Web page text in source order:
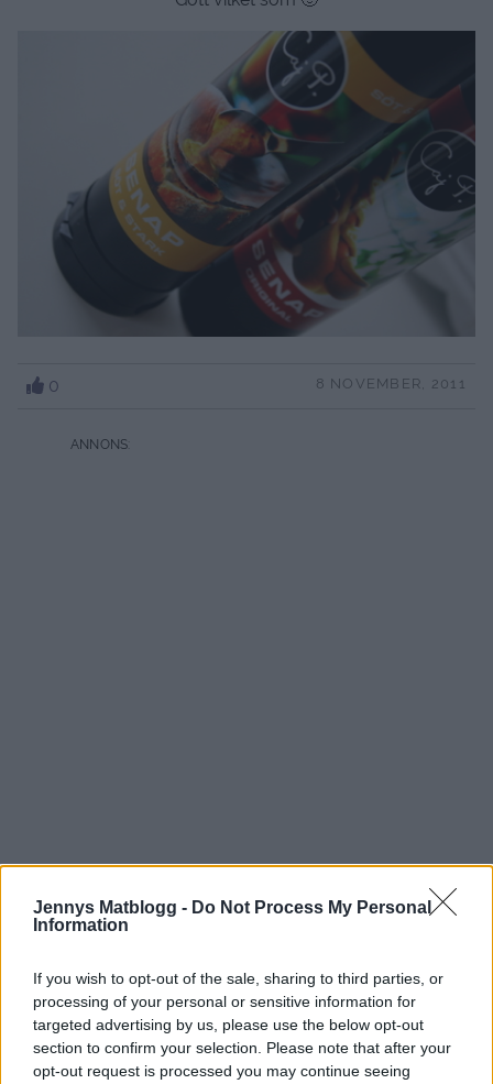
Jennys Matblogg - Do Not Process My Personal
Information
If you wish to opt-out of the sale, sharing to third parties, or
processing of your personal or sensitive information for
targeted advertising by us, please use the below opt-out
section to confirm your selection. Please note that after your
opt-out request is processed you may continue seeing
0 8 NOVEMBER, 2011